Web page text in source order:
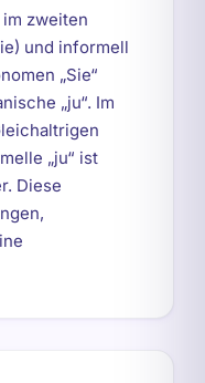
zweiten
und informell
„Sie“
„ju“. Im
„ju“ ist
Diese